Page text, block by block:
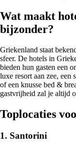
Wat maakt
bijzonder?
Griekenland staat
sfeer. De hotels in
bieden hun gasten een
luxe resort aan zee, een
of een knusse bed &
gastvrijheid zal je altijd
Toplocaties
1. Santorini